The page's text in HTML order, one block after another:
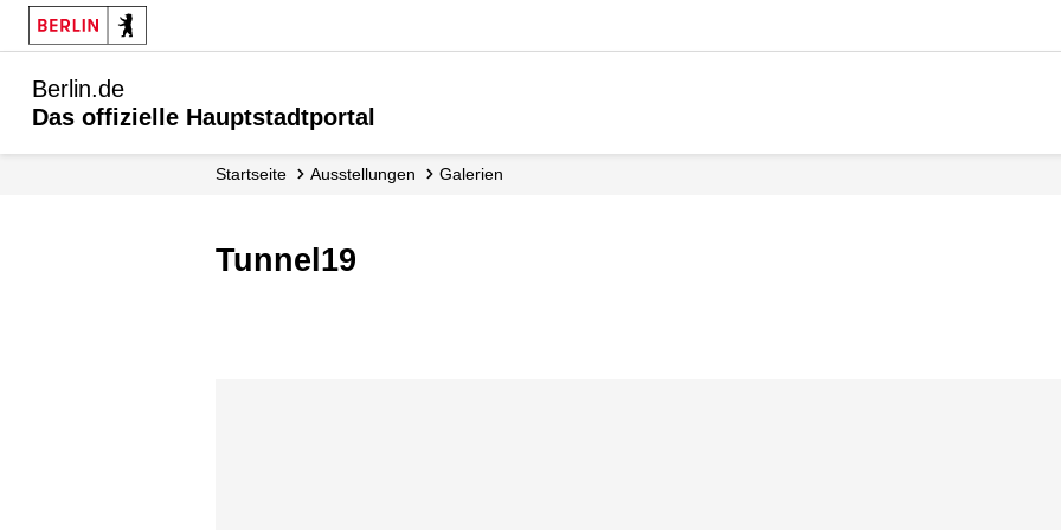
Berlin.de
Das offizielle Hauptstadtportal
Startseite Ausstellungen Galerien
Tunnel19